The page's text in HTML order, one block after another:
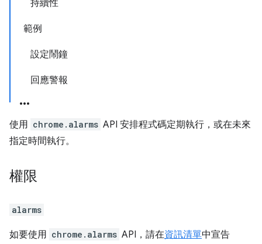
持續性
範例
設定鬧鐘
回應警報
使用 chrome.alarms API 安排程式碼定期執行，或在未來
指定時間執行。
權限
alarms
如要使用 chrome.alarms API，請在資訊清單中宣告